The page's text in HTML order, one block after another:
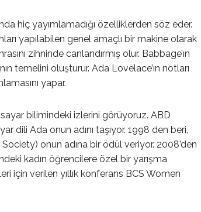
hiç yayımlamadığı özelliklerden söz eder.
yapılabilen genel amaçlı bir makine olarak
zihninde canlandırmış olur. Babbage’ın
temelini oluşturur. Ada Lovelace’ın notları
yapar.
bilimindeki izlerini görüyoruz. ABD
dili Ada onun adını taşıyor. 1998 den beri,
onun adına bir ödül veriyor. 2008’den
kadın öğrencilere özel bir yarışma
için verilen yıllık konferans BCS Women